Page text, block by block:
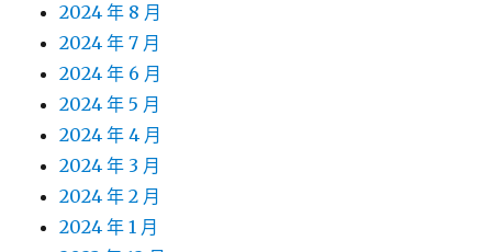
2024 年 8 月
2024 年 7 月
2024 年 6 月
2024 年 5 月
2024 年 4 月
2024 年 3 月
2024 年 2 月
2024 年 1 月